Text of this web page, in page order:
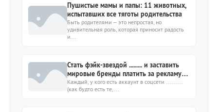
Пушистые мамы и папы: 11 животных,
испытавших все тяготы родительства
Быть родителями – это непростая, но
удивительная роль, которая приносит радость
и...
Стать фэйк-звездой ......... и заставить
мировые бренды платить за рекламу?
Очень просто!
Каждый, у кого есть аккаунт в соцсети .........
(как будто есть те,...